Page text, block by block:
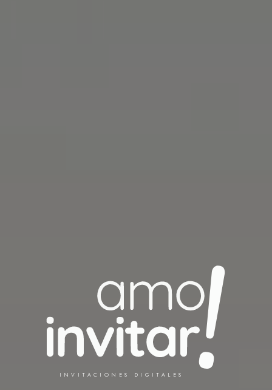
INVITACIONES DIGITALES